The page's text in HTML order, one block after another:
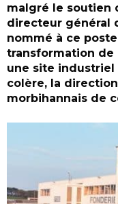
malgré le soutien
directeur général
nommé à ce
transformation de
une site industriel
colère, la
morbihannais de